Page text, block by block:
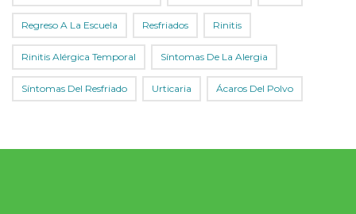
Regreso A La Escuela Resfriados Rinitis
Rinitis Alérgica Temporal Síntomas De La Alergia
Síntomas Del Resfriado Urticaria Ácaros Del Polvo